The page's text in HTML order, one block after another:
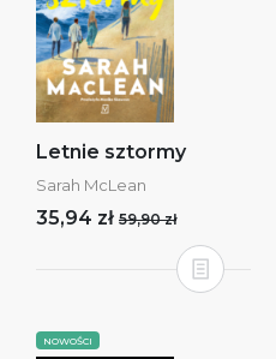
Letnie sztormy
Sarah McLean
35,94 zł 59,90 zł
NOWOŚCI